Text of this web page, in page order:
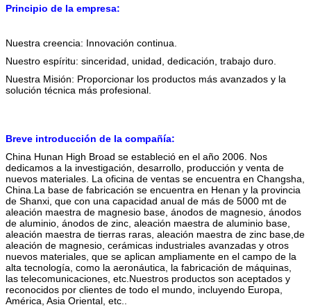
Principio de la empresa:
Nuestra creencia: Innovación continua.
Nuestro espíritu: sinceridad, unidad, dedicación, trabajo duro.
Nuestra Misión: Proporcionar los productos más avanzados y la
solución técnica más profesional.
Breve introducción de la compañía:
China Hunan High Broad se estableció en el año 2006. Nos
dedicamos a la investigación, desarrollo, producción y venta de
nuevos materiales. La oficina de ventas se encuentra en Changsha,
China.La base de fabricación se encuentra en Henan y la provincia
de Shanxi, que con una capacidad anual de más de 5000 mt de
aleación maestra de magnesio base, ánodos de magnesio, ánodos
de aluminio, ánodos de zinc, aleación maestra de aluminio base,
aleación maestra de tierras raras, aleación maestra de zinc base,de
aleación de magnesio, cerámicas industriales avanzadas y otros
nuevos materiales, que se aplican ampliamente en el campo de la
alta tecnología, como la aeronáutica, la fabricación de máquinas,
las telecomunicaciones, etc.Nuestros productos son aceptados y
reconocidos por clientes de todo el mundo, incluyendo Europa,
América, Asia Oriental, etc..